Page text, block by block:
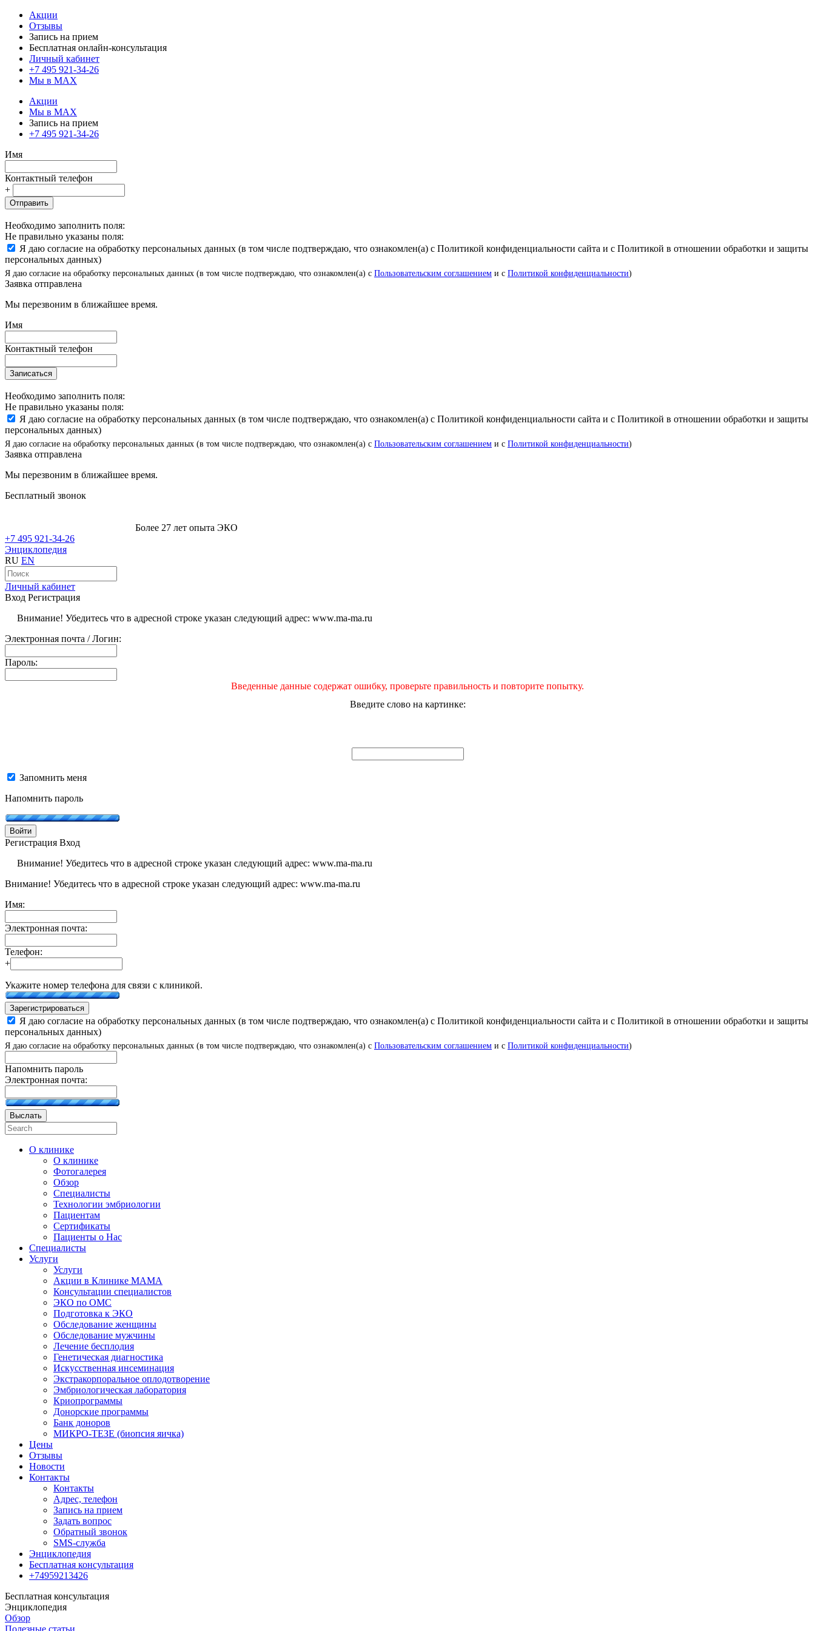
Акции
Отзывы
Запись на прием
Бесплатная онлайн-консультация
Личный кабинет
+7 495 921-34-26
Мы в MAX
Акции
Мы в MAX
Запись на прием
+7 495 921-34-26
Имя
Контактный телефон
+
Отправить
Необходимо заполнить поля:
Не правильно указаны поля:
Я даю согласие на обработку персональных данных (в том числе подтверждаю, что ознакомлен(а) с Политикой конфиденциальности сайта и с Политикой в отношении обработки и защиты
персональных данных)
Я даю согласие на обработку персональных данных (в том числе подтверждаю, что ознакомлен(а) с Пользовательским соглашением и с Политикой конфиденциальности)
Заявка отправлена
Мы перезвоним в ближайшее время.
Имя
Контактный телефон
Записаться
Необходимо заполнить поля:
Не правильно указаны поля:
Я даю согласие на обработку персональных данных (в том числе подтверждаю, что ознакомлен(а) с Политикой конфиденциальности сайта и с Политикой в отношении обработки и защиты
персональных данных)
Я даю согласие на обработку персональных данных (в том числе подтверждаю, что ознакомлен(а) с Пользовательским соглашением и с Политикой конфиденциальности)
Заявка отправлена
Мы перезвоним в ближайшее время.
Бесплатный звонок
Более 27 лет опыта ЭКО
+7 495 921-34-26
Энциклопедия
RU EN
Личный кабинет
Вход Регистрация
Внимание! Убедитесь что в адресной строке указан следующий адрес: www.ma-ma.ru
Электронная почта / Логин:
Пароль:
Введенные данные содержат ошибку, проверьте правильность и повторите попытку.
Введите слово на картинке:
Запомнить меня
Напомнить пароль
Войти
Регистрация Вход
Внимание! Убедитесь что в адресной строке указан следующий адрес: www.ma-ma.ru
Внимание! Убедитесь что в адресной строке указан следующий адрес: www.ma-ma.ru
Имя:
Электронная почта:
Телефон:
+
Укажите номер телефона для связи с клиникой.
Зарегистрироваться
Я даю согласие на обработку персональных данных (в том числе подтверждаю, что ознакомлен(а) с Политикой конфиденциальности сайта и с Политикой в отношении обработки и защиты
персональных данных)
Я даю согласие на обработку персональных данных (в том числе подтверждаю, что ознакомлен(а) с Пользовательским соглашением и с Политикой конфиденциальности)
Напомнить пароль
Электронная почта:
Выслать
О клинике
О клинике
Фотогалерея
Обзор
Специалисты
Технологии эмбриологии
Пациентам
Сертификаты
Пациенты о Нас
Специалисты
Услуги
Услуги
Акции в Клинике МАМА
Консультации специалистов
ЭКО по ОМС
Подготовка к ЭКО
Обследование женщины
Обследование мужчины
Лечение бесплодия
Генетическая диагностика
Искусственная инсеминация
Экстракорпоральное оплодотворение
Эмбриологическая лаборатория
Криопрограммы
Донорские программы
Банк доноров
МИКРО-ТЕЗЕ (биопсия яичка)
Цены
Отзывы
Новости
Контакты
Контакты
Адрес, телефон
Запись на прием
Задать вопрос
Обратный звонок
SMS-служба
Энциклопедия
Бесплатная консультация
+74959213426
Бесплатная консультация
Энциклопедия
Обзор
Полезные статьи